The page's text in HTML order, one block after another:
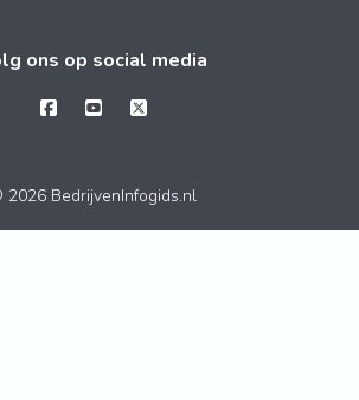
ons op social media
2026 BedrijvenInfogids.nl